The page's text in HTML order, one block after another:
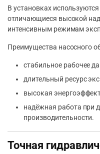
В установках
отличающиеся высокой
интенсивным режимам
Преимущества насосного
стабильное рабочее
длительный ресурс
высокая
надёжная работа при
производительности.
Точная